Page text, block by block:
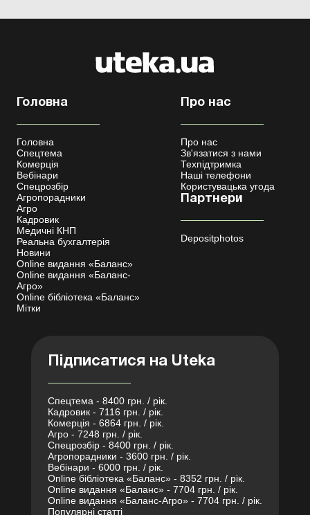
Головна
Головна
Спецтема
Комерція
Вебінари
Спецрозбір
Агропорадники
Агро
Кадровик
Медичні КНП
Реальна бухгалтерія
Новини
Online видання «Баланс»
Online видання «Баланс-
Агро»
Online бібліотека «Баланс»
Мітки
Про нас
Про нас
Зв'язатися з нами
Техпідтримка
Наші телефони
Користувацька угода
Партнери
Depositphotos
Підписатися на Uteka
Спецтема - 8400 грн. / рік.
Кадровик - 7116 грн. / рік.
Комерція - 6864 грн. / рік.
Агро - 7248 грн. / рік.
Спецрозбір - 8400 грн. / рік.
Агропорадники - 3600 грн. / рік.
Вебінари - 6000 грн. / рік.
Online бібліотека «Баланс» - 8352 грн. / рік.
Online видання «Баланс» - 7704 грн. / рік.
Online видання «Баланс-Агро» - 7704 грн. / рік.
Популярні статті